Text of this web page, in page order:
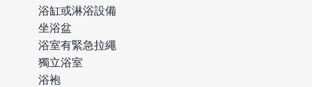
浴缸或淋浴設備
坐浴盆
浴室有緊急拉繩
獨立浴室
浴袍